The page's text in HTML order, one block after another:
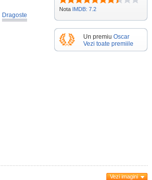
Dragoste
Nota IMDB: 7.2
Un premiu Oscar
Vezi toate premiile
Vezi imagini